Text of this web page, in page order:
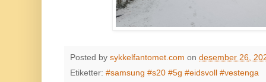
Posted by sykkelfantomet.com on desember 26,
Etiketter: #samsung #s20 #5g #eidsvoll #vestenga